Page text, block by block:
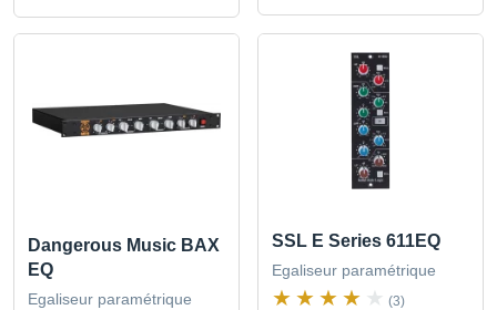
Dangerous Music BAX
EQ
Egaliseur paramétrique
SSL E Series 611EQ
Egaliseur paramétrique
(3)